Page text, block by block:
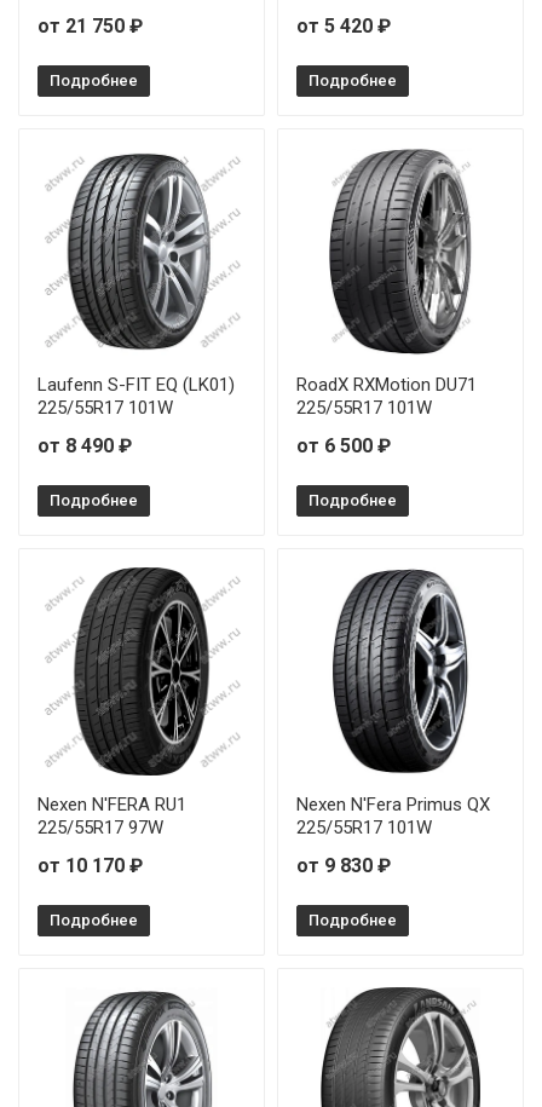
от 21 750 ₽
Подробнее
от 5 420 ₽
Подробнее
Laufenn S-FIT EQ (LK01)
225/55R17 101W
от 8 490 ₽
Подробнее
RoadX RXMotion DU71
225/55R17 101W
от 6 500 ₽
Подробнее
Nexen N'FERA RU1
225/55R17 97W
от 10 170 ₽
Подробнее
Nexen N'Fera Primus QX
225/55R17 101W
от 9 830 ₽
Подробнее